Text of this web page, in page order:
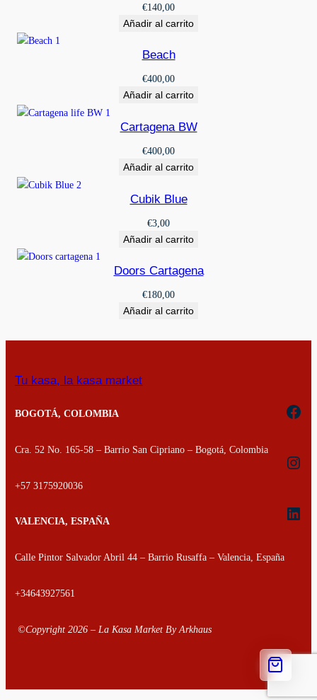
€140,00
Añadir al carrito
Beach
€400,00
Añadir al carrito
Cartagena BW
€400,00
Añadir al carrito
Cubik Blue
€3,00
Añadir al carrito
Doors Cartagena
€180,00
Añadir al carrito
Tu kasa, la kasa market
BOGOTÁ, COLOMBIA
Cra. 52 No. 165-58 – Barrio San Cipriano – Bogotá, Colombia
+57 3175920036
VALENCIA, ESPAÑA
Calle Pintor Salvador Abril 44 – Barrio Rusaffa – Valencia, España
+34643927561
©Copyright2026 – La Kasa Market By Arkhaus